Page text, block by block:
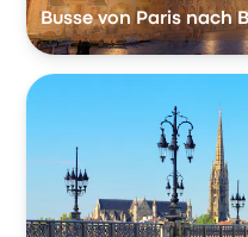
Busse von Paris nach